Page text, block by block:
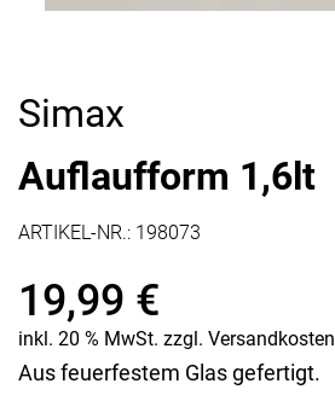
Simax
Auflaufform 1,6lt
ARTIKEL-NR.: 198073
19,99 €
inkl. 20 % MwSt. zzgl. Versandkosten
Aus feuerfestem Glas gefertigt.